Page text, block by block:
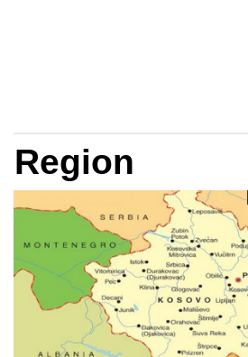
Region